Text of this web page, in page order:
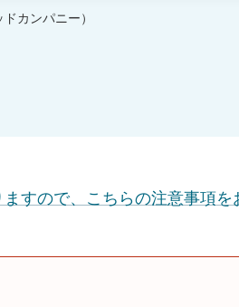
カンパニー）
すので、こちらの注意事項を